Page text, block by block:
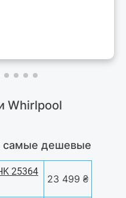
Whirlpool
самые дешевые
25364
23 499 ₴